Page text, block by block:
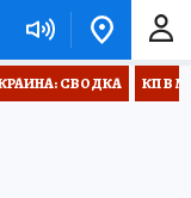
СВОДКА КП В